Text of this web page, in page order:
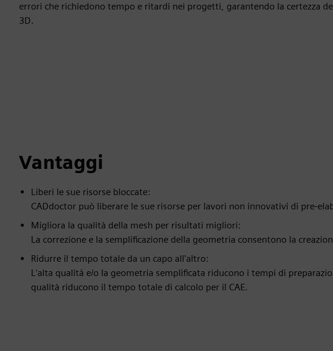
errori che richiedono tempo e ritardi nei progetti, garantendo la certezza
3D.
Vantaggi
Liberi le sue risorse bloccate:
CADdoctor può liberare le sue risorse per lavori non innovativi di pre-
Migliora la qualità della mesh per risultati migliori:
La correzione e la semplificazione della geometria consentono la
Ridurre il tempo totale da un capo all'altro:
L'alta qualità e/o la geometria semplificata riducono i tempi di
qualità riducono il tempo totale di calcolo per il CAE.